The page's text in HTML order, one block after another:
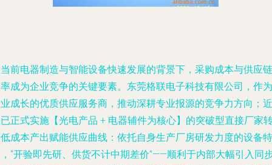
前电器制造与智能设备快速发展的背景下，采购成本与供应链
成为企业竞争的关键要素。东莞格联电子科技有限公司，作为
成长的优质供应服务商，推动深耕专业报源的竞争力方向；近
正式实施【光电产品 + 电器辅件为核心】的突破型直接厂家
成本产出赋能供应曲线：依托自身生产厂房研发力度的设备特
“开验即先研、供货不计中期差价”——顺利于内部大幅引入同